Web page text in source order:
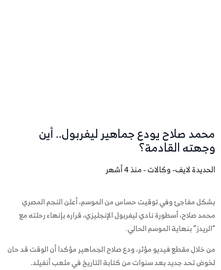
محمد صلاح يودع جماهير ليفربول.. أين
وجهته القادمة؟
الحديدة لايف- وكالات - منذ 4 أشهر
بشكل مفاجئ وفي توقيت حساس من الموسم، أعلن النجم المصري
محمد صلاح، أسطورة نادي ليفربول الإنجليزي، قراره بإنهاء رحلته مع
“الريدز” بنهاية الموسم الحالي.
من خلال مقطع فيديو مؤثر، ودع صلاح الجماهير مؤكدا أن الوقت قد حان
لخوض تحد جديد بعد سنوات من كتابة التاريخ في ملعب أنفيلد.